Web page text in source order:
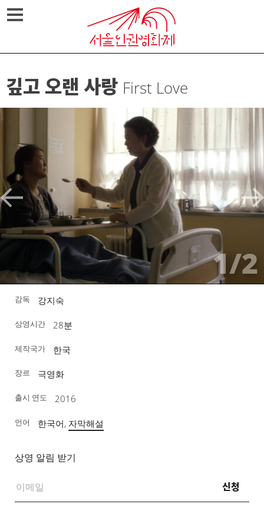
Skip
to
깊고 오랜 사랑 First Love
1/2
감독 강지숙
상영시간 28분
제작국가 한국
장르 극영화
출시 연도 2016
언어 한국어, 자막해설
상영 알림 받기
신청